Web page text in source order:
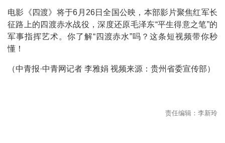
电影《四渡》将于6月26日全国公映，本部影片聚焦红军长
征路上的四渡赤水战役，深度还原毛泽东“平生得意之笔”的
军事指挥艺术。你了解“四渡赤水”吗？这条短视频带你秒
懂！
（中青报·中青网记者 李雅娟 视频来源：贵州省委宣传部）